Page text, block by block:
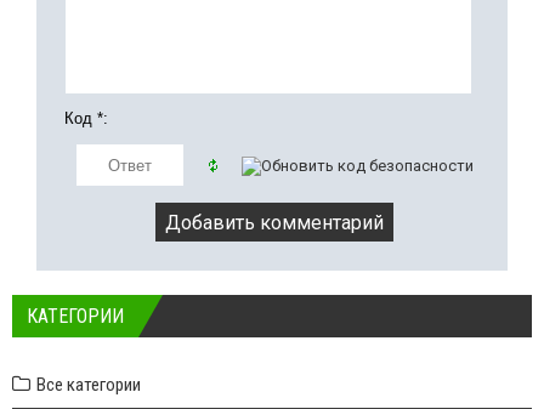
Код *:
КАТЕГОРИИ
Все категории